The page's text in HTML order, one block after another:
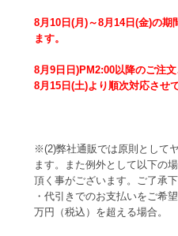
8月10日(月)～8月14日(金)の期
ます。
8月9日日)PM2:00以降のご注
8月15日(土)より順次対応させ
※(2)弊社通販では原則として
ます。また例外として以下の
頂く事がございます。ご了承下
・代引きでのお支払いをご希
万円（税込）を超える場合。